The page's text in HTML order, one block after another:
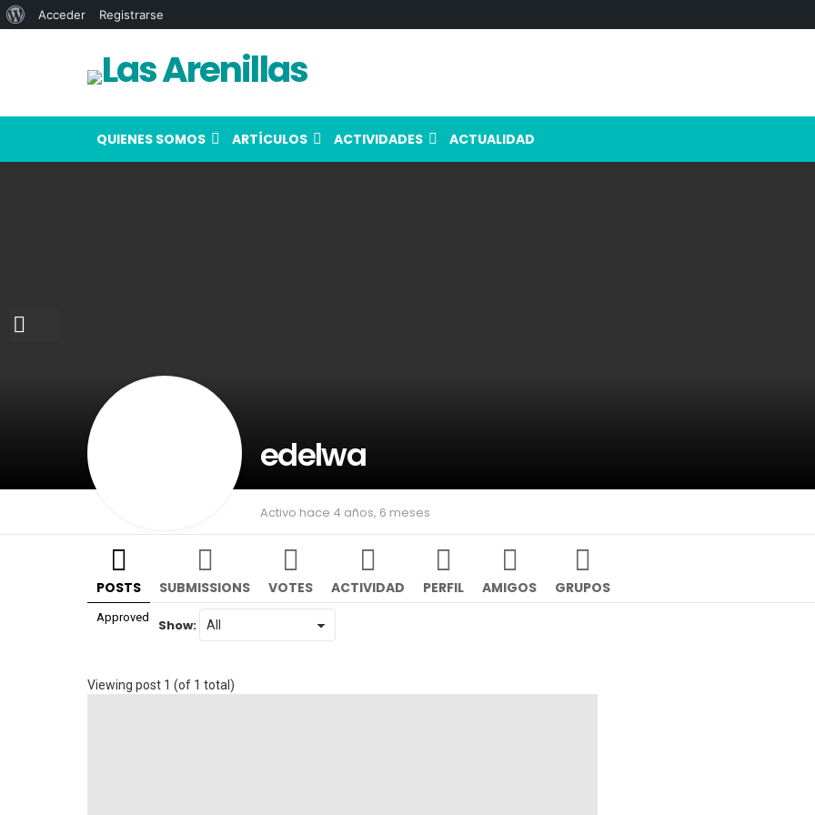
QUIENES SOMOS ARTÍCULOS ACTIVIDADES ACTUALIDAD
edelwa
Activo hace 4 años, 6 meses
POSTS SUBMISSIONS VOTES ACTIVIDAD PERFIL AMIGOS GRUPOS
Approved Show:
Viewing post 1 (of 1 total)
Acerca
Acceder Registrarse